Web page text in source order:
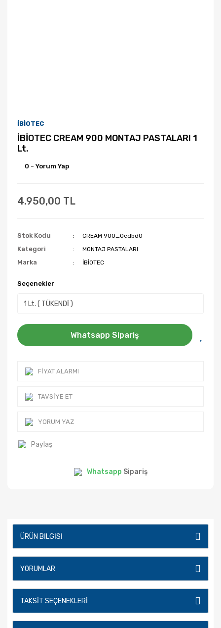
İBİOTEC
İBİOTEC CREAM 900 MONTAJ PASTALARI 1
Lt.
0 - Yorum Yap
4.950,00 TL
Stok Kodu CREAM 900_0edbd0
Kategori MONTAJ PASTALARI
Marka İBİOTEC
Seçenekler
Whatsapp Sipariş
FIYAT ALARMI
TAVSIYE ET
YORUM YAZ
Paylaş
Whatsapp Sipariş
ÜRÜN BILGISI
YORUMLAR
TAKSIT SEÇENEKLERI